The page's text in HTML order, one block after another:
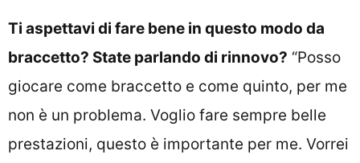
Ti aspettavi di fare bene in questo modo da
braccetto? State parlando di rinnovo? “Posso
giocare come braccetto e come quinto, per me
non è un problema. Voglio fare sempre belle
prestazioni, questo è importante per me. Vorrei